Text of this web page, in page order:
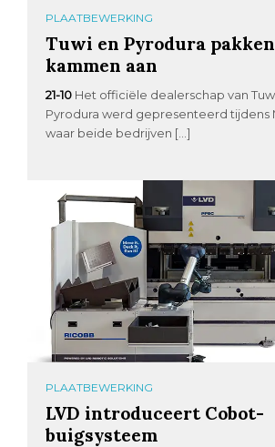
PLAATBEWERKING
Tuwi en Pyrodura
kammen aan
21-10 Het officiële dealerschap van
Pyrodura werd gepresenteerd tijdens
waar beide bedrijven […]
PLAATBEWERKING
LVD introduceert Cobot-
buigsysteem